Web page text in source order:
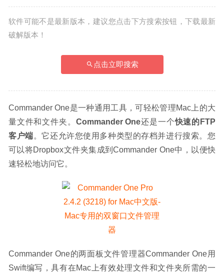
软件可能不是最新版本，建议您点击下方搜索按钮，下载最新
破解版本！
点击立即搜索
Commander One是一种通用工具，可轻松管理Mac上的大
量文件和文件夹。 Commander One还是一个快速的FTP
客户端。它还允许您使用多种类型的存档并进行搜索。您
可以将Dropbox文件夹集成到Commander One中，以便快
速轻松地访问它。
Commander One的两面板文件管理器Commander One用
Swift编写，具有在Mac上有效处理文件和文件夹所需的一